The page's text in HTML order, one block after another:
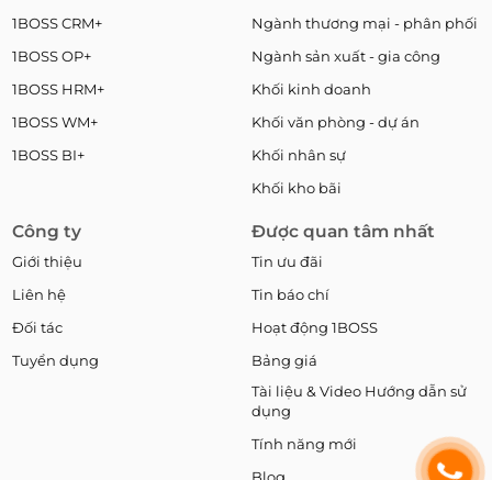
1BOSS CRM+
1BOSS OP+
1BOSS HRM+
1BOSS WM+
1BOSS BI+
Ngành thương mại - phân phối
Ngành sản xuất - gia công
Khối kinh doanh
Khối văn phòng - dự án
Khối nhân sự
Khối kho bãi
Công ty
Giới thiệu
Liên hệ
Đối tác
Tuyển dụng
Được quan tâm nhất
Tin ưu đãi
Tin báo chí
Hoạt động 1BOSS
Bảng giá
Tài liệu & Video Hướng dẫn sử
dụng
Tính năng mới
Blog